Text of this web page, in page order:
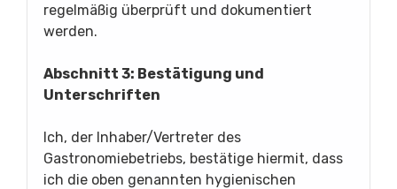
regelmäßig überprüft und dokumentiert
werden.
Abschnitt 3: Bestätigung und
Unterschriften
Ich, der Inhaber/Vertreter des
Gastronomiebetriebs, bestätige hiermit, dass
ich die oben genannten hygienischen